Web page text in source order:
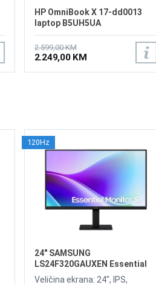
HP OmniBook X 17-dd0013
laptop B5UH5UA
2.599,00 KM
2.249,00 KM
120Hz
24" SAMSUNG
LS24F320GAUXEN Essential
S3 S32GF 120Hz Display
Veličina ekrana: 24", IPS,